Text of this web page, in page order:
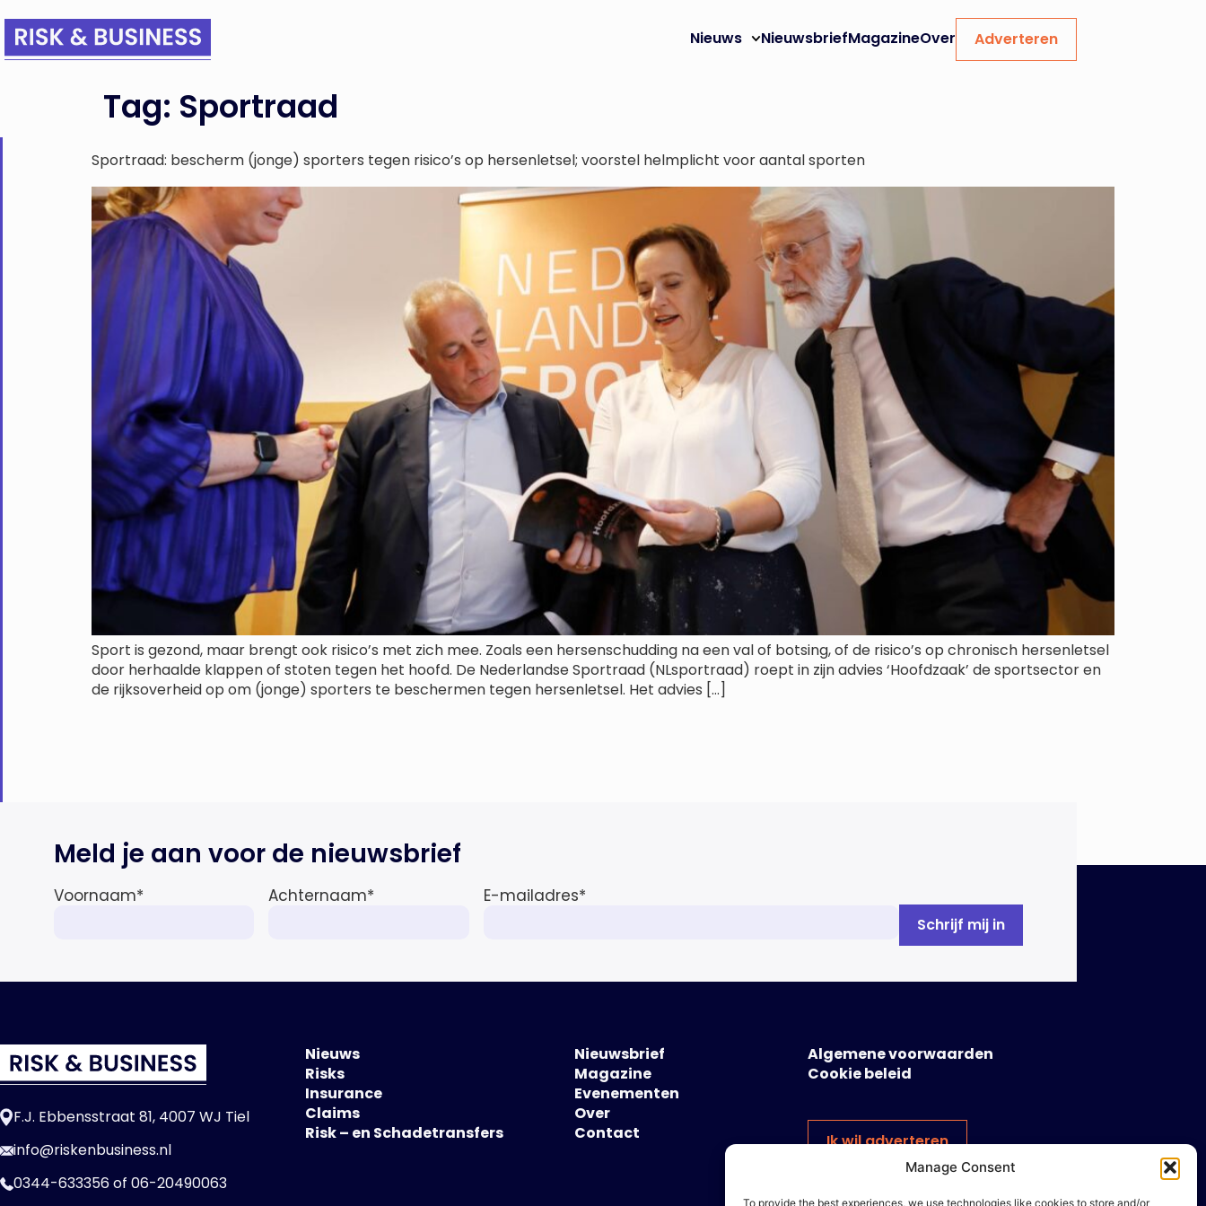
Manage Consent
To provide the best experiences, we use technologies like cookies to store and/or
Nieuws NieuwsbriefMagazineOver Adverteren
Tag: Sportraad
Sportraad: bescherm (jonge) sporters tegen risico’s op hersenletsel; voorstel helmplicht voor aantal sporten
Sport is gezond, maar brengt ook risico’s met zich mee. Zoals een hersenschudding na een val of botsing, of de risico’s op chronisch hersenletsel
door herhaalde klappen of stoten tegen het hoofd. De Nederlandse Sportraad (NLsportraad) roept in zijn advies ‘Hoofdzaak’ de sportsector en
de rijksoverheid op om (jonge) sporters te beschermen tegen hersenletsel. Het advies […]
Meld je aan voor de nieuwsbrief
Voornaam* Achternaam* E-mailadres*
F.J. Ebbensstraat 81, 4007 WJ Tiel
info@riskenbusiness.nl
0344-633356of 06-20490063
Nieuws
Risks
Insurance
Claims
Risk – en Schadetransfers
Nieuwsbrief
Magazine
Evenementen
Over
Contact
Algemene voorwaarden
Cookie beleid
Ik wil adverteren